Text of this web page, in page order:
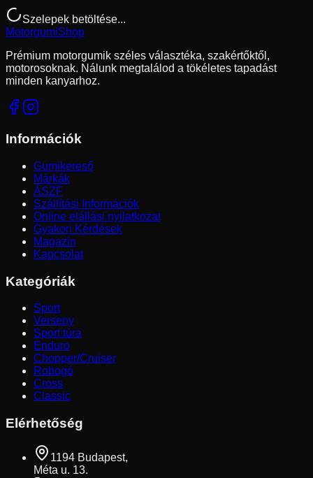
Szelepek betöltése...
MotorgumiShop
Prémium motorgumik széles választéka, szakértőktől,
motorosoknak. Nálunk megtalálod a tökéletes tapadást
minden kanyarhoz.
Információk
Gumikereső
Márkák
ÁSZF
Szállítási Információk
Online elállási nyilatkozat
Gyakori Kérdések
Magazin
Kapcsolat
Kategóriák
Sport
Verseny
Sport túra
Enduro
Chopper/Cruiser
Robogó
Cross
Classic
Elérhetőség
1194 Budapest,
Méta u. 13.